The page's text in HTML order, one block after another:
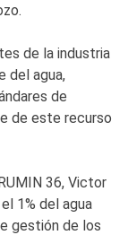
de la industria
del agua,
de
de este recurso
36, Victor
1% del agua
gestión de los